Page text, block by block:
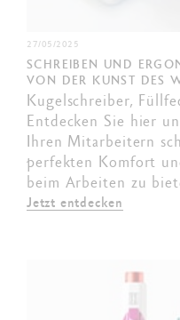
27/05/2025
SCHREIBEN UND
VON DER KUNST DES
Kugelschreiber,
Entdecken Sie hier
Ihren Mitarbeitern
perfekten Komfort
beim Arbeiten zu
Jetzt entdecken